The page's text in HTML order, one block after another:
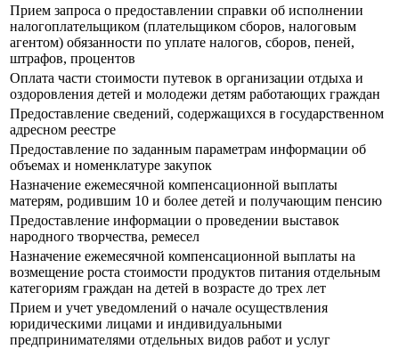
Прием запроса о предоставлении справки об исполнении
налогоплательщиком (плательщиком сборов, налоговым
агентом) обязанности по уплате налогов, сборов, пеней,
штрафов, процентов
Оплата части стоимости путевок в организации отдыха и
оздоровления детей и молодежи детям работающих граждан
Предоставление сведений, содержащихся в государственном
адресном реестре
Предоставление по заданным параметрам информации об
объемах и номенклатуре закупок
Назначение ежемесячной компенсационной выплаты
матерям, родившим 10 и более детей и получающим пенсию
Предоставление информации о проведении выставок
народного творчества, ремесел
Назначение ежемесячной компенсационной выплаты на
возмещение роста стоимости продуктов питания отдельным
категориям граждан на детей в возрасте до трех лет
Прием и учет уведомлений о начале осуществления
юридическими лицами и индивидуальными
предпринимателями отдельных видов работ и услуг